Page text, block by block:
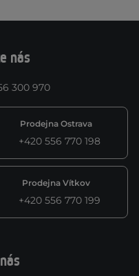
nás
300 970
Prodejna Ostrava
+420 556 770 198
Prodejna Vítkov
+420 556 770 199